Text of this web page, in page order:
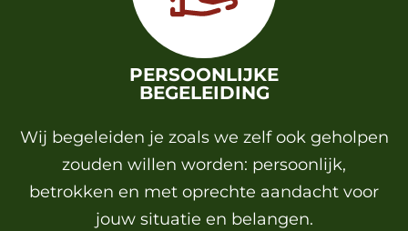
PERSOONLIJKE
BEGELEIDING
Wij begeleiden je zoals we zelf ook geholpen
zouden willen worden: persoonlijk,
betrokken en met oprechte aandacht voor
jouw situatie en belangen.